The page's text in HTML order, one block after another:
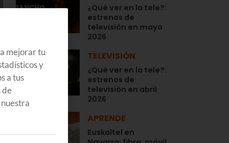
¿Qué ver en la tele?:
estrenos de
televisión en mayo
2026
TELEVISIÓN
¿Qué ver en la tele?:
estrenos de
televisión en abril
2026
APRENDE
Euskaltel en
mejorar tu
y
a tus
de